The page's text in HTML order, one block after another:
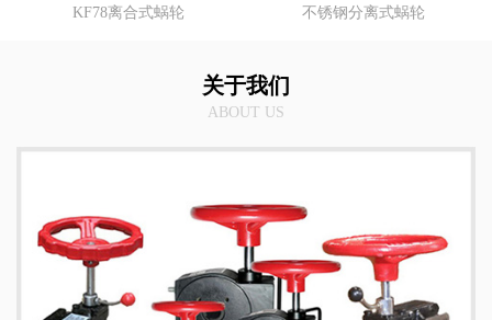
KF78离合式蜗轮 不锈钢分离式蜗轮
关于我们
ABOUT US